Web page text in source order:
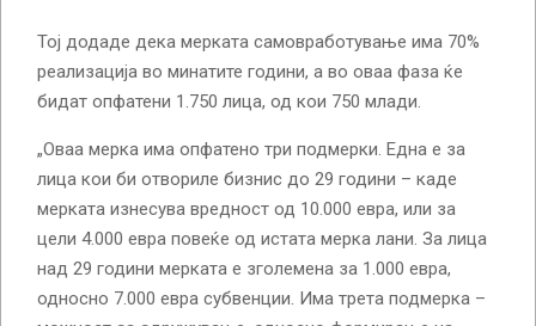
Тој додаде дека мерката самовработување има 70%
реализација во минатите години, а во оваа фаза ќе
бидат опфатени 1.750 лица, од кои 750 млади.
„Оваа мерка има опфатено три подмерки. Една е за
лица кои би отвориле бизнис до 29 години – каде
мерката изнесува вредност од 10.000 евра, или за
цели 4.000 евра повеќе од истата мерка лани. За лица
над 29 години мерката е зголемена за 1.000 евра,
односно 7.000 евра субвенции. Има трета подмерка –